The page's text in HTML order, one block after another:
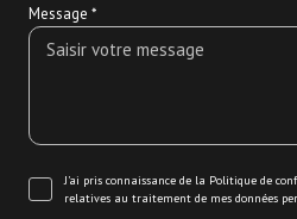
Message *
J'ai pris connaissance de la Politique de
relatives au traitement de mes données